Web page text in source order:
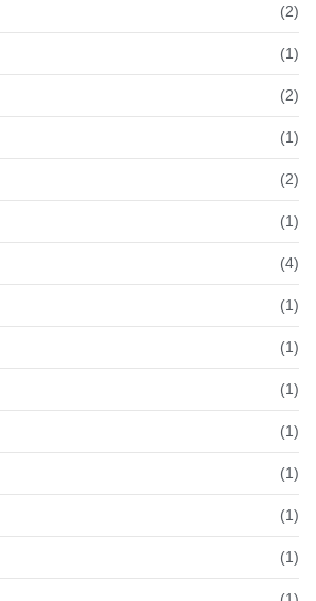
(2)
(1)
(2)
(1)
(2)
(1)
(4)
(1)
(1)
(1)
(1)
(1)
(1)
(1)